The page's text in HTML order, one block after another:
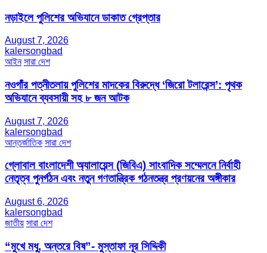
নড়াইলে পুলিশের অভিযানে ডাকাত গ্রেপ্তার
August 7, 2026
kalersongbad
আইন সারা দেশ
নওগাঁর পত্নীতলায় পুলিশের মাদকের বিরুদ্ধে ‘জিরো টলারেন্স’: পৃথক
অভিযানে ব্যবসায়ী সহ ৮ জন আটক
August 7, 2026
kalersongbad
আন্তর্জাতিক সারা দেশ
গ্লোবাল বাংলাদেশী অ্যালায়েন্স (জিবিএ) সাংবাদিক সম্মেলনে নির্বাহী
নেতৃত্ব পুনর্গঠন এবং নতুন গণতান্ত্রিক গঠনতন্ত্র প্রণয়নের অঙ্গীকার
August 6, 2026
kalersongbad
জাতীয় সারা দেশ
“মুখে মধু, অন্তরে বিষ”- মুস্তাফা নূর সিদ্দিকী